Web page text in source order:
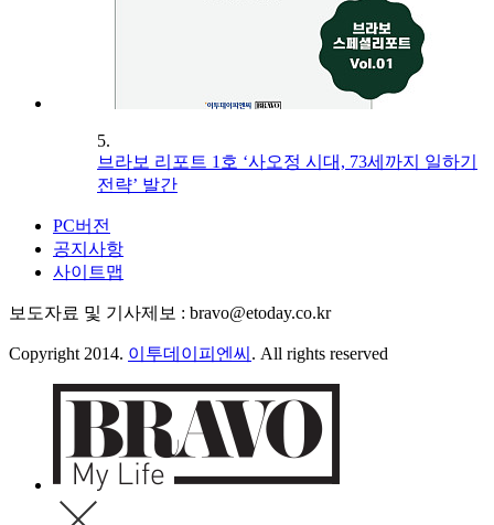
5.
브라보 리포트 1호 ‘사오정 시대, 73세까지 일하기
전략’ 발간
PC버전
공지사항
사이트맵
보도자료 및 기사제보 : bravo@etoday.co.kr
Copyright 2014. 이투데이피엔씨 . All rights reserved